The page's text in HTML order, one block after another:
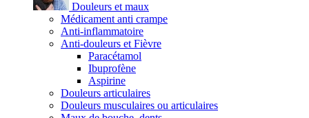
Douleurs et maux
Médicament anti crampe
Anti-inflammatoire
Anti-douleurs et Fièvre
Paracétamol
Ibuprofène
Aspirine
Douleurs articulaires
Douleurs musculaires ou articulaires